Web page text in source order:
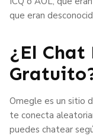
que eran
¿El Chat
Omegle es un sitio
te conecta
puedes chatear